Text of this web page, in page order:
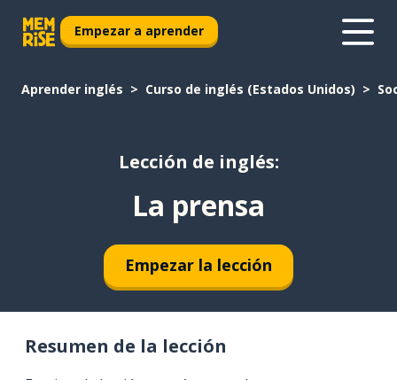
Empezar a aprender
Aprender inglés Curso de inglés (Estados Unidos)
Lección de inglés:
La prensa
Empezar la lección
Resumen de la lección